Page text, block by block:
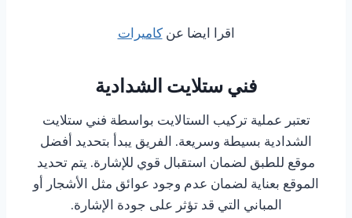
اقرا ايضا عنكاميرات
فني ستلايت الشدادية
تعتبر عملية تركيب الستالايت بواسطة فني ستلايت
الشدادية بسيطة وسريعة. الفريق يبدأ بتحديد أفضل
موقع للطبق لضمان استقبال قوي للإشارة. يتم تحديد
الموقع بعناية لضمان عدم وجود عوائق مثل الأشجار أو
المباني التي قد تؤثر على جودة الإشارة.